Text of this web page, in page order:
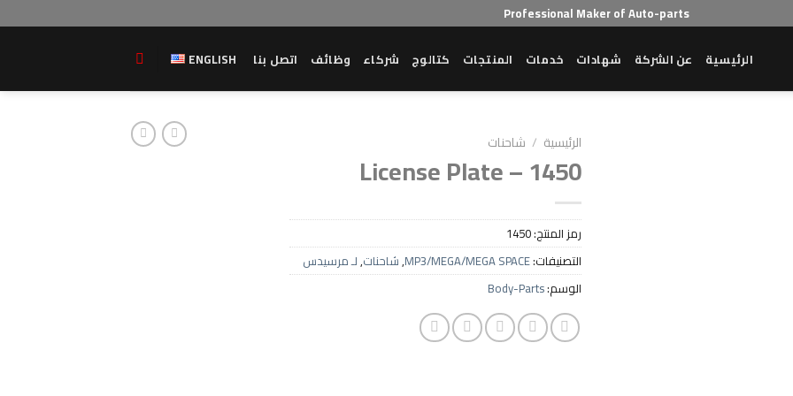
Professional Maker of Auto-parts
الرئيسية عن الشركة شهادات خدمات المنتجات كتالوج شركاء وظائف اتصل بنا ENGLISH
الرئيسية / شاحنات
License Plate – 1450
رمز المنتج:1450
التصنيفات:MP3/MEGA/MEGA SPACE
,شاحنات,لـ مرسيدس
الوسم:Body-Parts